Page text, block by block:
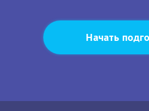
Начать